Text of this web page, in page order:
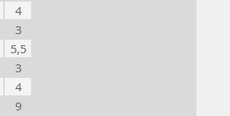
4
3
5,5
3
4
9